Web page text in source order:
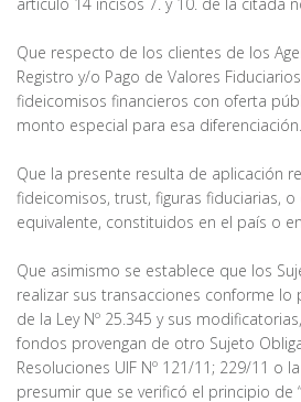
Que respecto de los clientes de los
Registro y/o Pago de Valores
fideicomisos financieros con oferta
monto especial para esa diferenciación.
Que la presente resulta de aplicación
fideicomisos, trust, figuras fiduciarias,
equivalente, constituidos en el país o
Que asimismo se establece que los
realizar sus transacciones conforme lo
de la Ley Nº 25.345 y sus
fondos provengan de otro Sujeto
Resoluciones UIF Nº 121/11; 229/11 o
presumir que se verificó el principio de